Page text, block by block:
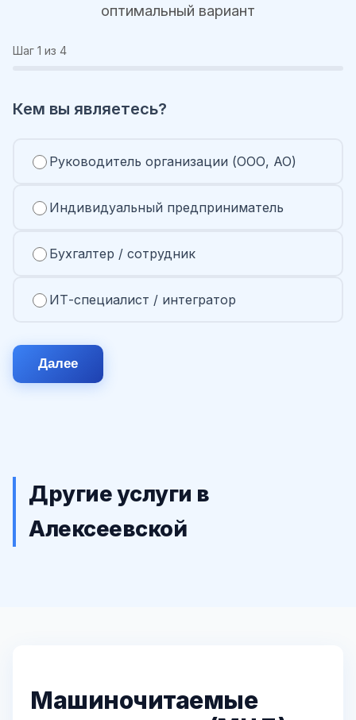
оптимальный вариант
Шаг 1 из 4
Кем вы являетесь?
Руководитель организации (ООО, АО)
Индивидуальный предприниматель
Бухгалтер / сотрудник
ИТ-специалист / интегратор
Далее
Другие услуги в
Алексеевской
Машиночитаемые